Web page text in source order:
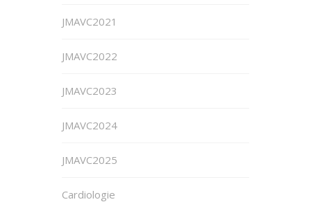
JMAVC2021
JMAVC2022
JMAVC2023
JMAVC2024
JMAVC2025
Cardiologie